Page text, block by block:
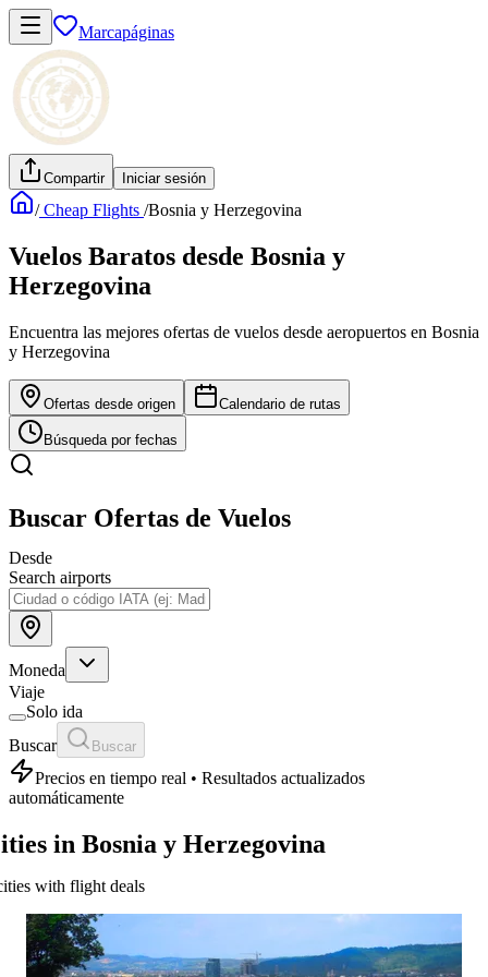
Marcapáginas
Compartir Iniciar sesión
/Cheap Flights /Bosnia y Herzegovina
Vuelos Baratos desde Bosnia y
Herzegovina
Encuentra las mejores ofertas de vuelos desde aeropuertos en Bosnia
y Herzegovina
Ofertas desde origen Calendario de rutas
Búsqueda por fechas
Buscar Ofertas de Vuelos
Desde
Search airports
Moneda
Viaje
Solo ida
Buscar
Buscar
Precios en tiempo real • Resultados actualizados
automáticamente
in Bosnia y Herzegovina
with flight deals